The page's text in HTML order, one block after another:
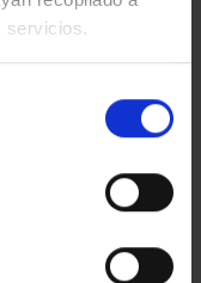
servicios.
SUSCRIPCIÓN
CAPITALES DE
PROVINCIA 2